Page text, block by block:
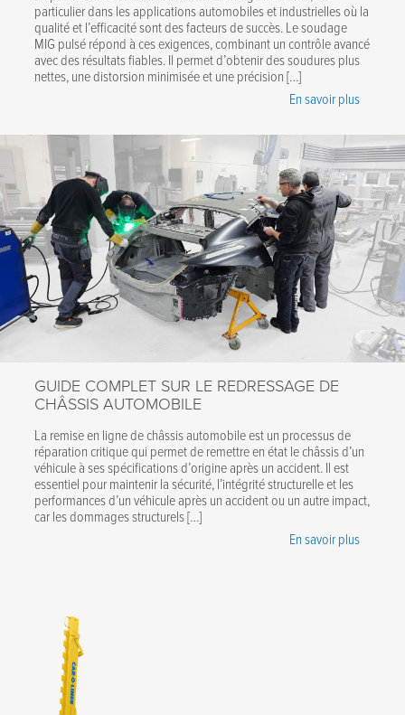
particulier dans les applications automobiles et industrielles où la
qualité et l’efficacité sont des facteurs de succès. Le soudage
MIG pulsé répond à ces exigences, combinant un contrôle avancé
avec des résultats fiables. Il permet d’obtenir des soudures plus
nettes, une distorsion minimisée et une précision […]
En savoir plus
GUIDE COMPLET SUR LE REDRESSAGE DE
CHÂSSIS AUTOMOBILE
La remise en ligne de châssis automobile est un processus de
réparation critique qui permet de remettre en état le châssis d’un
véhicule à ses spécifications d’origine après un accident. Il est
essentiel pour maintenir la sécurité, l’intégrité structurelle et les
performances d’un véhicule après un accident ou un autre impact,
car les dommages structurels […]
En savoir plus